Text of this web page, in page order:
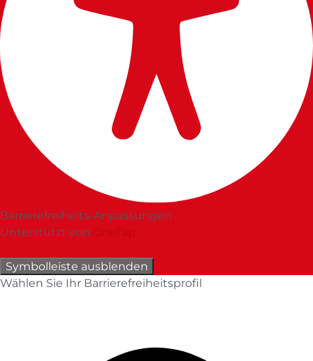
Barrierefreiheits-Anpassungen
Unterstützt von OneTap
Symbolleiste ausblenden
Wählen Sie Ihr Barrierefreiheitsprofil